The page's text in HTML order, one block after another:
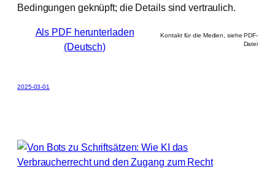
Bedingungen geknüpft; die Details sind vertraulich.
Als PDF herunterladen
(Deutsch)
Kontakt für die Medien, siehe PDF-
Datei
2025-03-01